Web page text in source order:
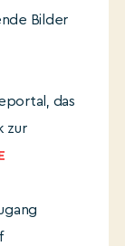
Bilder
das
zur